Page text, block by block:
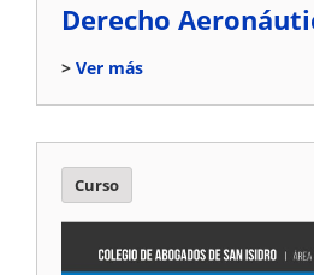
Derecho
Ver más
Curso